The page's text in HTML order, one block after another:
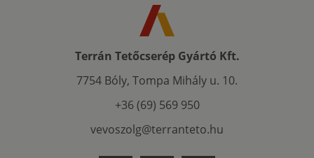
Terrán Tetőcserép Gyártó Kft.
7754 Bóly, Tompa Mihály u. 10.
+36 (69) 569 950
vevoszolg@terranteto.hu